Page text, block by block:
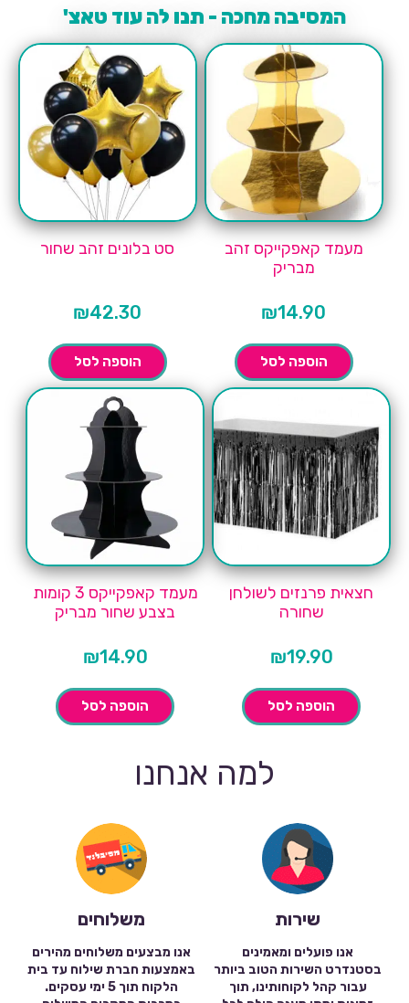
המסיבה מחכה - תנו לה עוד טאצ'
מעמד קאפקייקס זהב
מבריק
₪14.90
הוספה לסל
סט בלונים זהב שחור
₪42.30
הוספה לסל
חצאית פרנזים לשולחן
שחורה
₪19.90
הוספה לסל
מעמד קאפקייקס 3 קומות
בצבע שחור מבריק
₪14.90
הוספה לסל
למה אנחנו
שירות
אנו פועלים ומאמינים
בסטנדרט השירות הטוב ביותר
עבור קהל לקוחותינו, תוך
משלוחים
אנו מבצעים משלוחים מהירים
באמצעות חברת שילוח עד בית
הלקוח תוך 5 ימי עסקים.